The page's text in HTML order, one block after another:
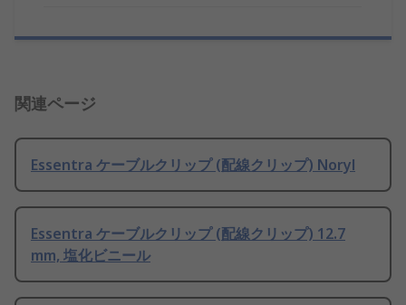
関連ページ
Essentra ケーブルクリップ (配線クリップ) Noryl
Essentra ケーブルクリップ (配線クリップ) 12.7
mm, 塩化ビニール